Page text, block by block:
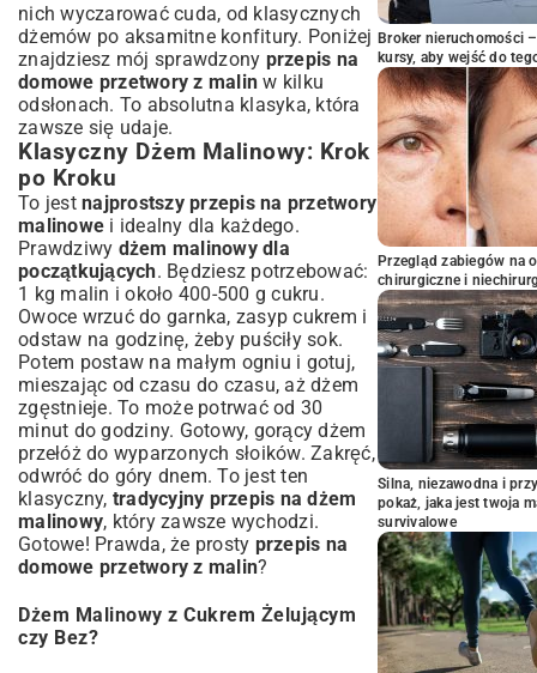
nich wyczarować cuda, od klasycznych
dżemów po aksamitne konfitury. Poniżej
znajdziesz mój sprawdzony przepis na
domowe przetwory z malin w kilku
odsłonach. To absolutna klasyka, która
zawsze się udaje.
Klasyczny Dżem Malinowy: Krok
po Kroku
To jest najprostszy przepis na przetwory
malinowe i idealny dla każdego.
Prawdziwy dżem malinowy dla
początkujących. Będziesz potrzebować:
1 kg malin i około 400-500 g cukru.
Owoce wrzuć do garnka, zasyp cukrem i
odstaw na godzinę, żeby puściły sok.
Potem postaw na małym ogniu i gotuj,
mieszając od czasu do czasu, aż dżem
zgęstnieje. To może potrwać od 30
minut do godziny. Gotowy, gorący dżem
przełóż do wyparzonych słoików. Zakręć,
odwróć do góry dnem. To jest ten
klasyczny, tradycyjny przepis na dżem
malinowy, który zawsze wychodzi.
Gotowe! Prawda, że prosty przepis na
domowe przetwory z malin?
Dżem Malinowy z Cukrem Żelującym
czy Bez?
Broker nieruchomości
kursy, aby wejść do
Przegląd zabiegów na
chirurgiczne i
Silna, niezawodna i
pokaż, jaka jest twoja
survivalowe